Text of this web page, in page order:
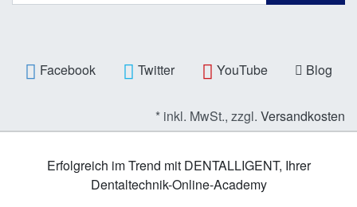
Facebook Twitter YouTube Blog
* inkl. MwSt., zzgl. Versandkosten
Erfolgreich im Trend mit DENTALLIGENT, Ihrer
Dentaltechnik-Online-Academy